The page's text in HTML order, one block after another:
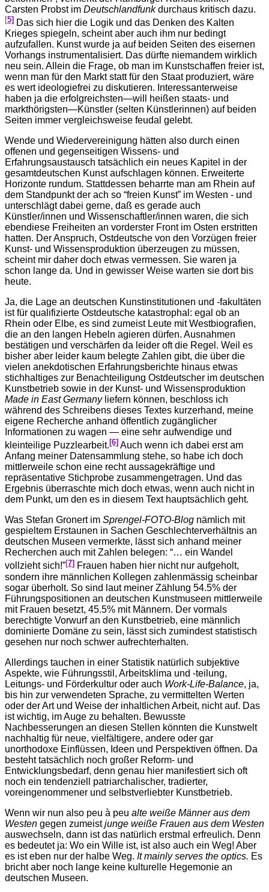
Carsten Probst im Deutschlandfunkdurchaus kritisch dazu.
[5] Das sich hier die Logik und das Denken des Kalten
Krieges spiegeln, scheint aber auch ihm nur bedingt
aufzufallen. Kunst wurde ja auf beiden Seiten des eisernen
Vorhangs instrumentalisiert. Das dürfte niemandem wirklich
neu sein. Allein die Frage, ob man im Kunstschaffen freier ist,
wenn man für den Markt statt für den Staat produziert, wäre
es wert ideologiefrei zu diskutieren. Interessanterweise
haben ja die erfolgreichsten—will heißen staats- und
markthörigsten—Künstler (selten Künstlerinnen) auf beiden
Seiten immer vergleichsweise feudal gelebt.
Wende und Wiedervereinigung hätten also durch einen
offenen und gegenseitigen Wissens- und
Erfahrungsaustausch tatsächlich ein neues Kapitel in der
gesamtdeutschen Kunst aufschlagen können. Erweiterte
Horizonte rundum. Stattdessen beharrte man am Rhein auf
dem Standpunkt der ach so “freien Kunst” im Westen - und
unterschlägt dabei gerne, daß es gerade auch
Künstler/innen und Wissenschaftler/innen waren, die sich
ebendiese Freiheiten an vorderster Front im Osten erstritten
hatten. Der Anspruch, Ostdeutsche von den Vorzügen freier
Kunst- und Wissensproduktion überzeugen zu müssen,
scheint mir daher doch etwas vermessen. Sie waren ja
schon lange da. Und in gewisser Weise warten sie dort bis
heute.
Ja, die Lage an deutschen Kunstinstitutionen und -fakultäten
ist für qualifizierte Ostdeutsche katastrophal: egal ob an
Rhein oder Elbe, es sind zumeist Leute mit Westbiografien,
die an den langen Hebeln agieren dürfen. Ausnahmen
bestätigen und verschärfen da leider oft die Regel. Weil es
bisher aber leider kaum belegte Zahlen gibt, die über die
vielen anekdotischen Erfahrungsberichte hinaus etwas
stichhaltiges zur Benachteiligung Ostdeutscher im deutschen
Kunstbetrieb sowie in der Kunst- und Wissensproduktion
Made in East Germanyliefern können, beschloss ich
während des Schreibens dieses Textes kurzerhand, meine
eigene Recherche anhand öffentlich zugänglicher
Informationen zu wagen — eine sehr aufwendige und
kleinteilige Puzzlearbeit. [6] Auch wenn ich dabei erst am
Anfang meiner Datensammlung stehe, so habe ich doch
mittlerweile schon eine recht aussagekräftige und
repräsentative Stichprobe zusammengetragen. Und das
Ergebnis überraschte mich doch etwas, wenn auch nicht in
dem Punkt, um den es in diesem Text hauptsächlich geht.
Was Stefan Gronert im Sprengel-FOTO-Blog nämlich mit
gespieltem Erstaunen in Sachen Geschlechterverhältnis an
deutschen Museen vermerkte, lässt sich anhand meiner
Recherchen auch mit Zahlen belegen: “… ein Wandel
vollzieht sich!”[7] Frauen haben hier nicht nur aufgeholt,
sondern ihre männlichen Kollegen zahlenmässig scheinbar
sogar überholt. So sind laut meiner Zählung 54.5% der
Führungspositionen an deutschen Kunstmuseen mittlerweile
mit Frauen besetzt, 45.5% mit Männern. Der vormals
berechtigte Vorwurf an den Kunstbetrieb, eine männlich
dominierte Domäne zu sein, lässt sich zumindest statistisch
gesehen nur noch schwer aufrechterhalten.
Allerdings tauchen in einer Statistik natürlich subjektive
Aspekte, wie Führungsstil, Arbeitsklima und -teilung,
Leitungs- und Förderkultur oder auch Work-Life-Balance, ja,
bis hin zur verwendeten Sprache, zu vermittelten Werten
oder der Art und Weise der inhaltlichen Arbeit, nicht auf. Das
ist wichtig, im Auge zu behalten. Bewusste
Nachbesserungen an diesen Stellen könnten die Kunstwelt
nachhaltig für neue, vielfältigere, andere oder gar
unorthodoxe Einflüssen, Ideen und Perspektiven öffnen. Da
besteht tatsächlich noch großer Reform- und
Entwicklungsbedarf, denn genau hier manifestiert sich oft
noch ein tendenziell patriarchalischer, tradierter,
voreingenommener und selbstverliebter Kunstbetrieb.
Wenn wir nun also peu à peu alte weiße Männer aus dem
Westen gegen zumeistjunge weiße Frauen aus dem Westen
auswechseln, dann ist das natürlich erstmal erfreulich. Denn
es bedeutet ja: Wo ein Wille ist, ist also auch ein Weg! Aber
es ist eben nur der halbe Weg. It mainly serves the optics. Es
bricht aber noch lange keine kulturelle Hegemonie an
deutschen Museen.